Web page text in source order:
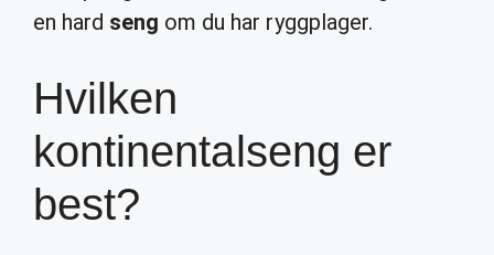
en hard seng om du har ryggplager.
Hvilken
kontinentalseng er
best?